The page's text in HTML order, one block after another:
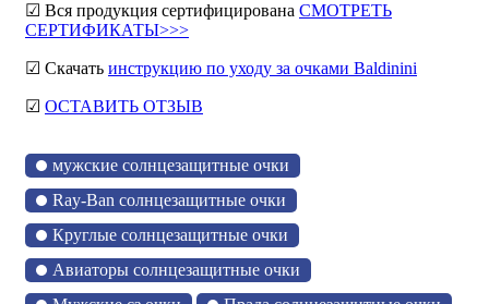
☑ Вся продукция сертифицирована СМОТРЕТЬ
СЕРТИФИКАТЫ>>>
☑ Скачать инструкцию по уходу за очками Baldinini
☑ ОСТАВИТЬ ОТЗЫВ
мужские солнцезащитные очки
Ray-Ban солнцезащитные очки
Круглые солнцезащитные очки
Авиаторы солнцезащитные очки